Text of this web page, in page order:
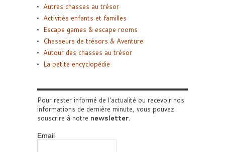
Autres chasses au trésor
Activités enfants et familles
Escape games & escape rooms
Chasseurs de trésors & Aventure
Autour des chasses au trésor
La petite encyclopédie
Pour rester informé de l'actualité ou recevoir nos
informations de dernière minute, vous pouvez
souscrire à notre newsletter.
Email